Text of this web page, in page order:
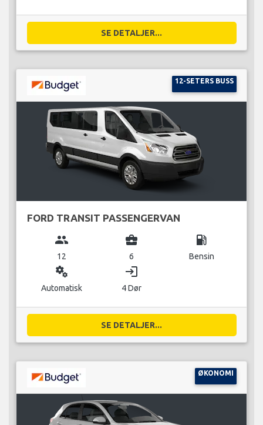
SE DETALJER...
12-SETERS BUSS
FORD TRANSIT PASSENGERVAN
group
12
business_center
6
local_gas_station
Bensin
miscellaneous_services
Automatisk
login
4 Dør
SE DETALJER...
ØKONOMI